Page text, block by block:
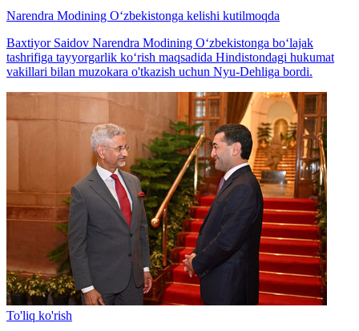
Narendra Modining O‘zbekistonga kelishi kutilmoqda
Baxtiyor Saidov Narendra Modining O‘zbekistonga bo‘lajak
tashrifiga tayyorgarlik ko‘rish maqsadida Hindistondagi hukumat
vakillari bilan muzokara o'tkazish uchun Nyu-Dehliga bordi.
To'liq ko'rish